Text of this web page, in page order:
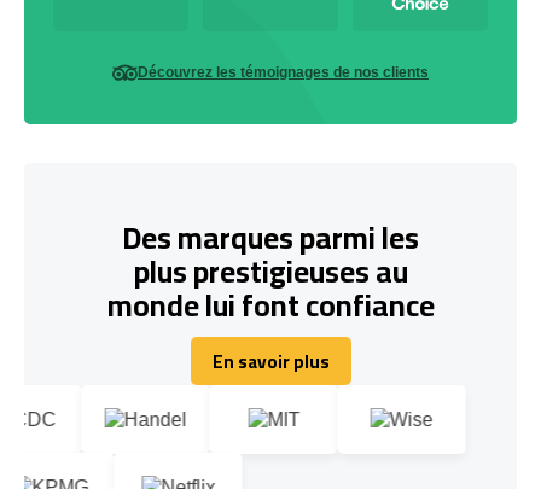
Découvrez les témoignages de nos clients
Des marques parmi les
plus prestigieuses au
monde lui font confiance
En savoir plus
En savoir plus